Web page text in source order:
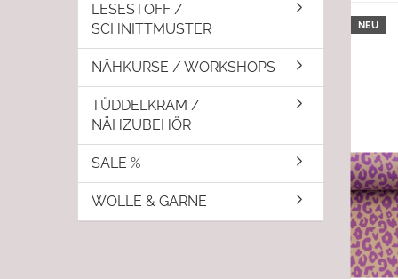
NEU
LESESTOFF /
SCHNITTMUSTER
NÄHKURSE / WORKSHOPS
TÜDDELKRAM /
NÄHZUBEHÖR
SALE %
WOLLE & GARNE